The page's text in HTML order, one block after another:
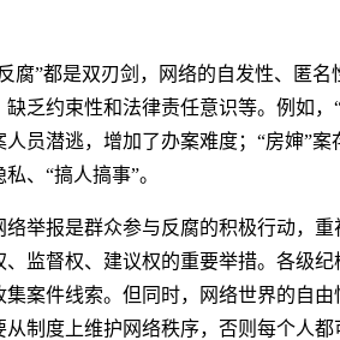
”都是双刃剑，网络的自发性、匿名
乏约束性和法律责任意识等。例如，
员潜逃，增加了办案难度；“房婶”案
、“搞人搞事”。
报是群众参与反腐的积极行动，重
监督权、建议权的重要举措。各级纪
案件线索。但同时，网络世界的自
制度上维护网络秩序，否则每个人都